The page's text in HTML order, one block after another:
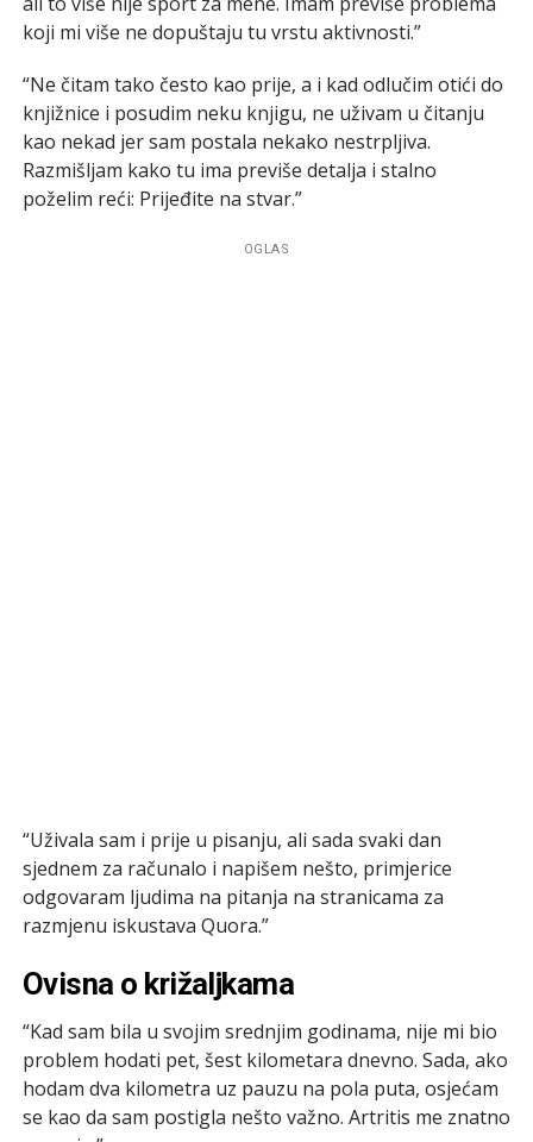
koji mi više ne dopuštaju tu vrstu aktivnosti.”
“Ne čitam tako često kao prije, a i kad odlučim otići do
knjižnice i posudim neku knjigu, ne uživam u čitanju
kao nekad jer sam postala nekako nestrpljiva.
Razmišljam kako tu ima previše detalja i stalno
poželim reći: Prijeđite na stvar.”
OGLAS
“Uživala sam i prije u pisanju, ali sada svaki dan
sjednem za računalo i napišem nešto, primjerice
odgovaram ljudima na pitanja na stranicama za
razmjenu iskustava Quora.”
Ovisna o križaljkama
“Kad sam bila u svojim srednjim godinama, nije mi bio
problem hodati pet, šest kilometara dnevno. Sada, ako
hodam dva kilometra uz pauzu na pola puta, osjećam
se kao da sam postigla nešto važno. Artritis me znatno